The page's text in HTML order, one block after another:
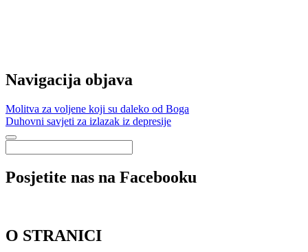
Navigacija objava
Molitva za voljene koji su daleko od Boga
Duhovni savjeti za izlazak iz depresije
Posjetite nas na Facebooku
O STRANICI